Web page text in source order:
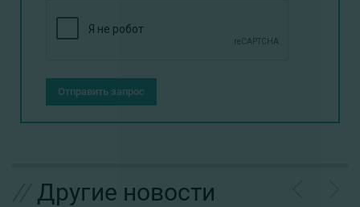
Отправить запрос
Другие новости